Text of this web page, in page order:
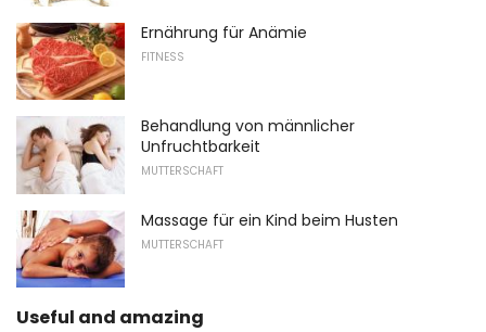
Ernährung für Anämie
FITNESS
Behandlung von männlicher
Unfruchtbarkeit
MUTTERSCHAFT
Massage für ein Kind beim Husten
MUTTERSCHAFT
Useful and amazing